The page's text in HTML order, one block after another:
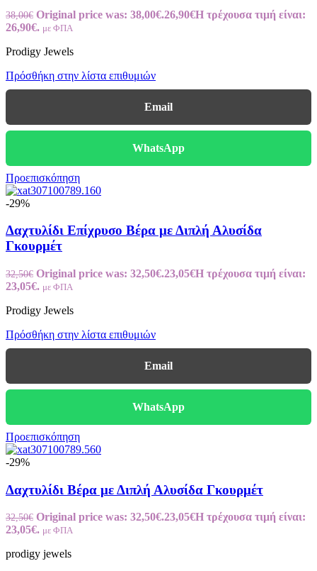
38,00€ Original price was: 38,00€.26,90€Η τρέχουσα τιμή είναι:
26,90€. με ΦΠΑ
Prodigy Jewels
Πρόσθήκη στην λίστα επιθυμιών
Email
WhatsApp
Προεπισκόπηση
-29%
Δαχτυλίδι Επίχρυσο Βέρα με Διπλή Αλυσίδα
Γκουρμέτ
32,50€ Original price was: 32,50€.23,05€Η τρέχουσα τιμή είναι:
23,05€. με ΦΠΑ
Prodigy Jewels
Πρόσθήκη στην λίστα επιθυμιών
Email
WhatsApp
Προεπισκόπηση
-29%
Δαχτυλίδι Βέρα με Διπλή Αλυσίδα Γκουρμέτ
32,50€ Original price was: 32,50€.23,05€Η τρέχουσα τιμή είναι:
23,05€. με ΦΠΑ
prodigy jewels